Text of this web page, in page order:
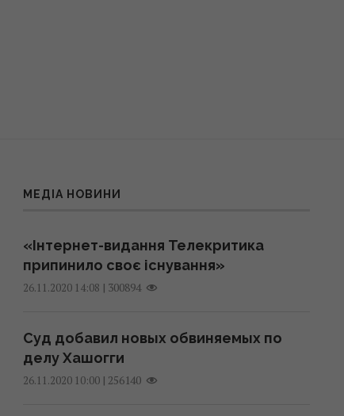
МЕДІА НОВИНИ
«Інтернет-видання Телекритика
припинило своє існування»
26.11.2020 14:08 | 300894
Суд добавил новых обвиняемых по
делу Хашогги
26.11.2020 10:00| 256140